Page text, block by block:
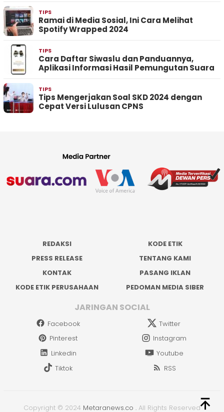
TIPS
Ramai di Media Sosial, Ini Cara Melihat
Spotify Wrapped 2024
TIPS
Cara Daftar Siwaslu dan Panduannya,
Aplikasi Informasi Hasil Pemungutan Suara
TIPS
Tips Mengerjakan Soal SKD 2024 dengan
Cepat Versi Lulusan CPNS
REDAKSI
KODE ETIK
PRESS RELEASE
TENTANG KAMI
KONTAK
PASANG IKLAN
KODE ETIK PERUSAHAAN
PEDOMAN MEDIA SIBER
JARINGAN SOCIAL
Facebook
Twitter
Pinterest
Instagram
Linkedin
Youtube
Tiktok
RSS
Copyright © 2024 Metaranews.co . All Rights Reserved